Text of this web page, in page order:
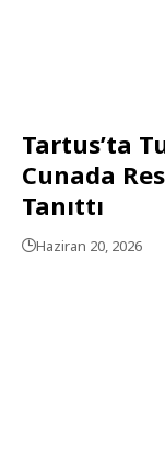
Tartus’ta
Cunada
Tanıttı
Haziran 20, 2026